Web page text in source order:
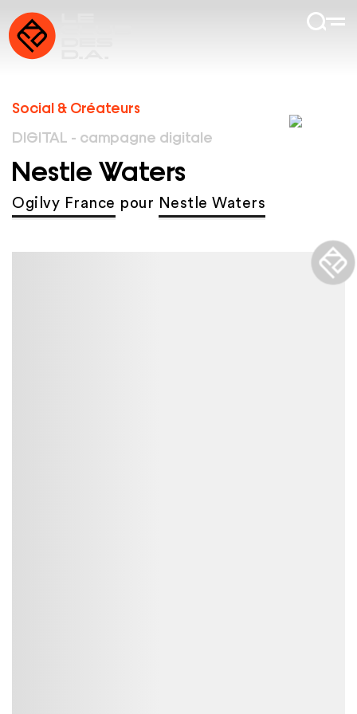
Social & Créateurs
DIGITAL - campagne digitale
Nestle Waters
Ogilvy France pour Nestle Waters